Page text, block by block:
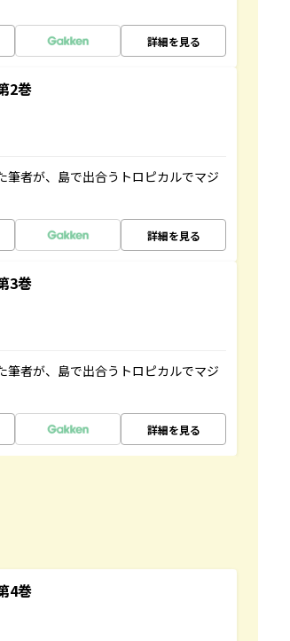
詳細を見る
2巻
者が、島で出合うトロピカルでマジ
詳細を見る
3巻
者が、島で出合うトロピカルでマジ
詳細を見る
4巻